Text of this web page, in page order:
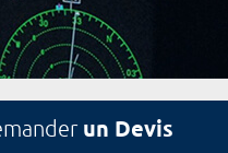
un Devis